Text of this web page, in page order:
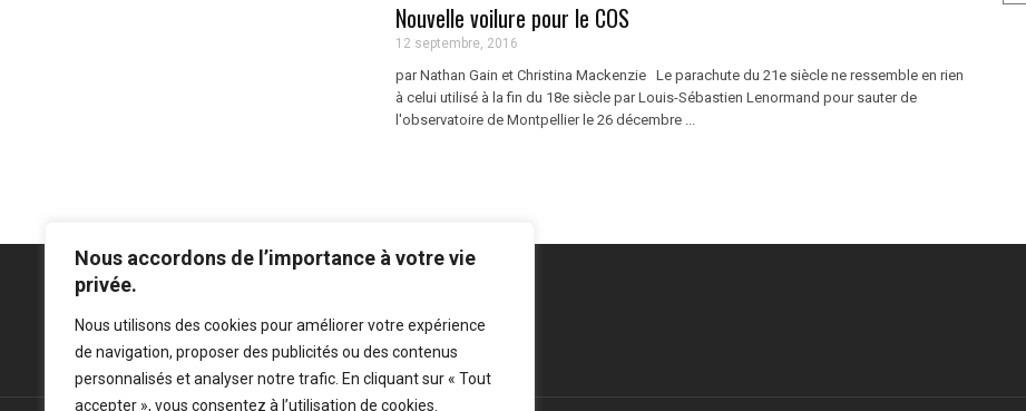
Nous accordons de l’importance à votre vie
privée.
Nous utilisons des cookies pour améliorer votre expérience
de navigation, proposer des publicités ou des contenus
personnalisés et analyser notre trafic. En cliquant sur « Tout
accepter », vous consentez à l’utilisation de cookies.
Nouvelle voilure pour le COS
12 septembre, 2016
par Nathan Gain et Christina Mackenzie Le parachute du 21e siècle ne ressemble en rien
à celui utilisé à la fin du 18e siècle par Louis-Sébastien Lenormand pour sauter de
l'observatoire de Montpellier le 26 décembre ...
Mentions légales -Politique de confidentialité